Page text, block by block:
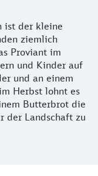
ist der kleine
ziemlich
Proviant im
und Kinder auf
und an einem
Herbst lohnt es
Butterbrot die
der Landschaft zu